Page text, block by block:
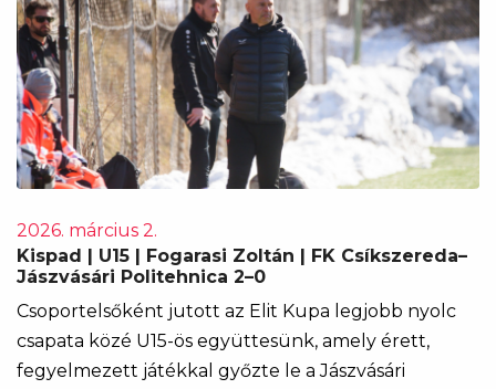
2026. március 2.
Kispad | U15 | Fogarasi Zoltán | FK Csíkszereda–
Jászvásári Politehnica 2–0
Csoportelsőként jutott az Elit Kupa legjobb nyolc
csapata közé U15-ös együttesünk, amely érett,
fegyelmezett játékkal győzte le a Jászvásári